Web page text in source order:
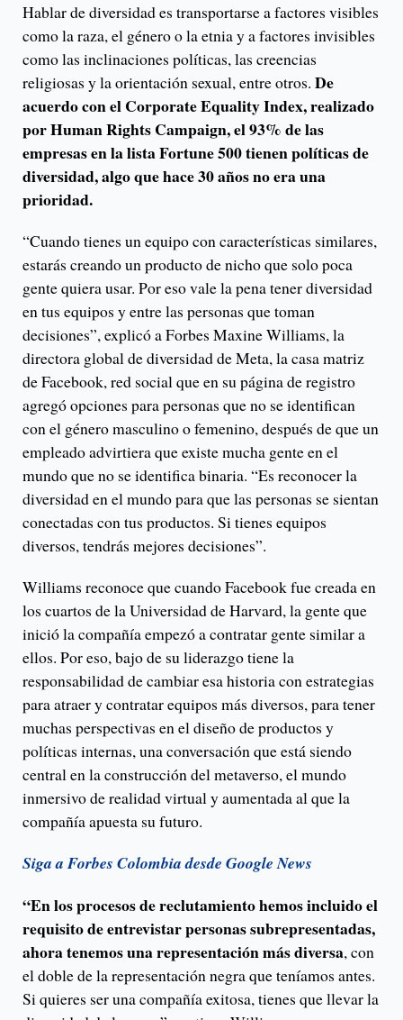
Hablar de diversidad es transportarse a factores visibles
como la raza, el género o la etnia y a factores invisibles
como las inclinaciones políticas, las creencias
religiosas y la orientación sexual, entre otros. De
acuerdo con el Corporate Equality Index, realizado
por Human Rights Campaign, el 93% de las
empresas en la lista Fortune 500 tienen políticas de
diversidad, algo que hace 30 años no era una
prioridad.
“Cuando tienes un equipo con características similares,
estarás creando un producto de nicho que solo poca
gente quiera usar. Por eso vale la pena tener diversidad
en tus equipos y entre las personas que toman
decisiones”, explicó a Forbes Maxine Williams, la
directora global de diversidad de Meta, la casa matriz
de Facebook, red social que en su página de registro
agregó opciones para personas que no se identifican
con el género masculino o femenino, después de que un
empleado advirtiera que existe mucha gente en el
mundo que no se identifica binaria. “Es reconocer la
diversidad en el mundo para que las personas se sientan
conectadas con tus productos. Si tienes equipos
diversos, tendrás mejores decisiones”.
Williams reconoce que cuando Facebook fue creada en
los cuartos de la Universidad de Harvard, la gente que
inició la compañía empezó a contratar gente similar a
ellos. Por eso, bajo de su liderazgo tiene la
responsabilidad de cambiar esa historia con estrategias
para atraer y contratar equipos más diversos, para tener
muchas perspectivas en el diseño de productos y
políticas internas, una conversación que está siendo
central en la construcción del metaverso, el mundo
inmersivo de realidad virtual y aumentada al que la
compañía apuesta su futuro.
Siga a Forbes Colombia desde Google News
“En los procesos de reclutamiento hemos incluido el
requisito de entrevistar personas subrepresentadas,
ahora tenemos una representación más diversa, con
el doble de la representación negra que teníamos antes.
Si quieres ser una compañía exitosa, tienes que llevar la